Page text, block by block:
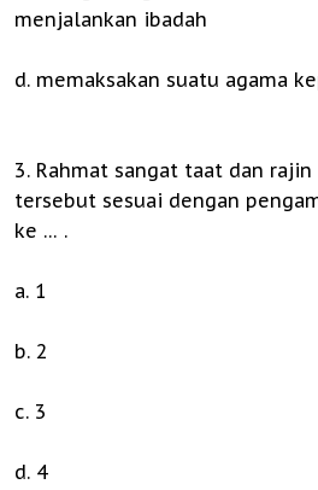
menjalankan ibadah
d. memaksakan suatu agama
3. Rahmat sangat taat dan rajin
tersebut sesuai dengan
ke … .
a. 1
b. 2
c. 3
d. 4